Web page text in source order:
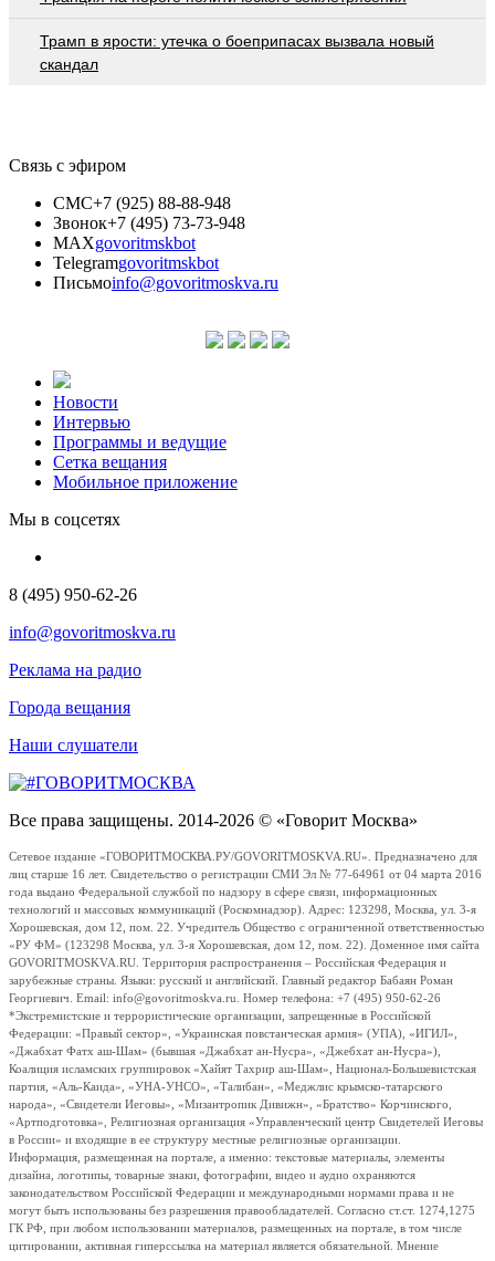
Трамп в ярости: утечка о боеприпасах вызвала новый
скандал
Связь с эфиром
СМС+7 (925) 88-88-948
Звонок+7 (495) 73-73-948
MAXgovoritmskbot
Telegramgovoritmskbot
Письмоinfo@govoritmoskva.ru
Новости
Интервью
Программы и ведущие
Сетка вещания
Мобильное приложение
Мы в соцсетях
8 (495) 950-62-26
info@govoritmoskva.ru
Реклама на радио
Города вещания
Наши слушатели
Все права защищены. 2014-2026 © «Говорит Москва»
Сетевое издание «ГОВОРИТМОСКВА.РУ/GOVORITMOSKVA.RU». Предназначено для
лиц старше 16 лет. Свидетельство о регистрации СМИ Эл № 77-64961 от 04 марта 2016
года выдано Федеральной службой по надзору в сфере связи, информационных
технологий и массовых коммуникаций (Роскомнадзор). Адрес: 123298, Москва, ул. 3-я
Хорошевская, дом 12, пом. 22. Учредитель Общество с ограниченной ответственностью
«РУ ФМ» (123298 Москва, ул. 3-я Хорошевская, дом 12, пом. 22). Доменное имя сайта
GOVORITMOSKVA.RU. Территория распространения – Российская Федерация и
зарубежные страны. Языки: русский и английский. Главный редактор Бабаян Роман
Георгиевич. Email: info@govoritmoskva.ru. Номер телефона: +7 (495) 950-62-26
*Экстремистские и террористические организации, запрещенные в Российской
Федерации: «Правый сектор», «Украинская повстанческая армия» (УПА), «ИГИЛ»,
«Джабхат Фатх аш-Шам» (бывшая «Джабхат ан-Нусра», «Джебхат ан-Нусра»),
Коалиция исламских группировок «Хайят Тахрир аш-Шам», Национал-Большевистская
партия, «Аль-Каида», «УНА-УНСО», «Талибан», «Меджлис крымско-татарского
народа», «Свидетели Иеговы», «Мизантропик Дивижн», «Братство» Корчинского,
«Артподготовка», Религиозная организация «Управленческий центр Свидетелей Иеговы
в России» и входящие в ее структуру местные религиозные организации.
Информация, размещенная на портале, а именно: текстовые материалы, элементы
дизайна, логотипы, товарные знаки, фотографии, видео и аудио охраняются
законодательством Российской Федерации и международными нормами права и не
могут быть использованы без разрешения правообладателей. Согласно ст.ст. 1274,1275
ГК РФ, при любом использовании материалов, размещенных на портале, в том числе
цитировании, активная гиперссылка на материал является обязательной. Мнение